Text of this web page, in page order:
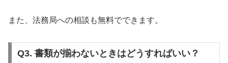
また、法務局への相談も無料でできます。
Q3. 書類が揃わないときはどうすればいい？